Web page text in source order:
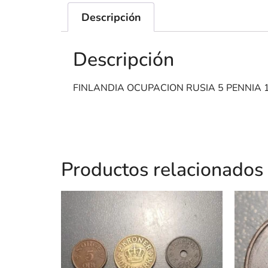
Descripción
Descripción
FINLANDIA OCUPACION RUSIA 5 PENNIA
Productos relacionados